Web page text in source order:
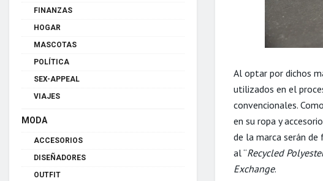
Al optar por dichos
utilizados en el
convencionales.
en su ropa y
de la marca serán
al “Recycled
Exchange.
FINANZAS
HOGAR
MASCOTAS
POLÍTICA
SEX-APPEAL
VIAJES
MODA
ACCESORIOS
DISEÑADORES
OUTFIT